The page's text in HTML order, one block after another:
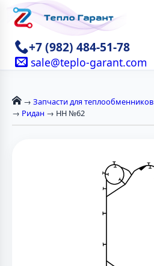
+7 (982) 484-51-78
sale@teplo-garant.com
→ Запчасти для теплообменников
→ Ридан → НН №62